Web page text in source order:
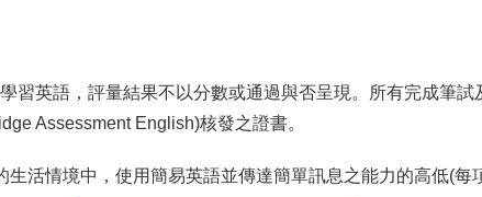
習英語，評量結果不以分數或通過與否呈現。所有完成筆試
Assessment English)核發之證書。
活情境中，使用簡易英語並傳達簡單訊息之能力的高低(每